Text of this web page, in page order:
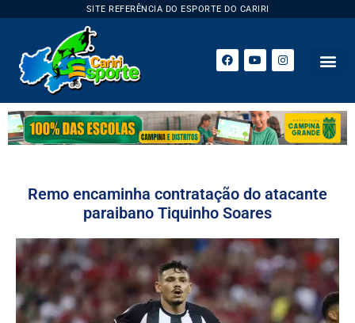
SITE REFERÊNCIA DO ESPORTE DO CARIRI
Remo encaminha contratação do atacante
paraibano Tiquinho Soares